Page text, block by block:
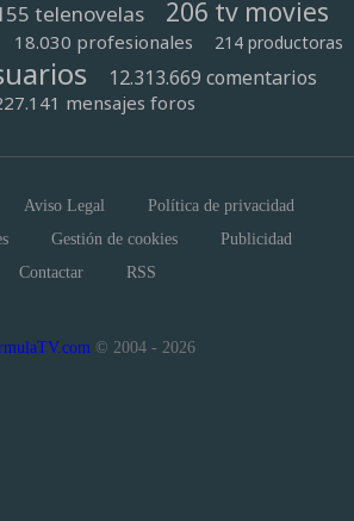
telenovelas 206 tv movies
18.030 profesionales 214 productoras
12.313.669 comentarios
mensajes foros
Aviso Legal
Política de privacidad
Gestión de cookies
Publicidad
Contactar
RSS
© 2004 - 2026